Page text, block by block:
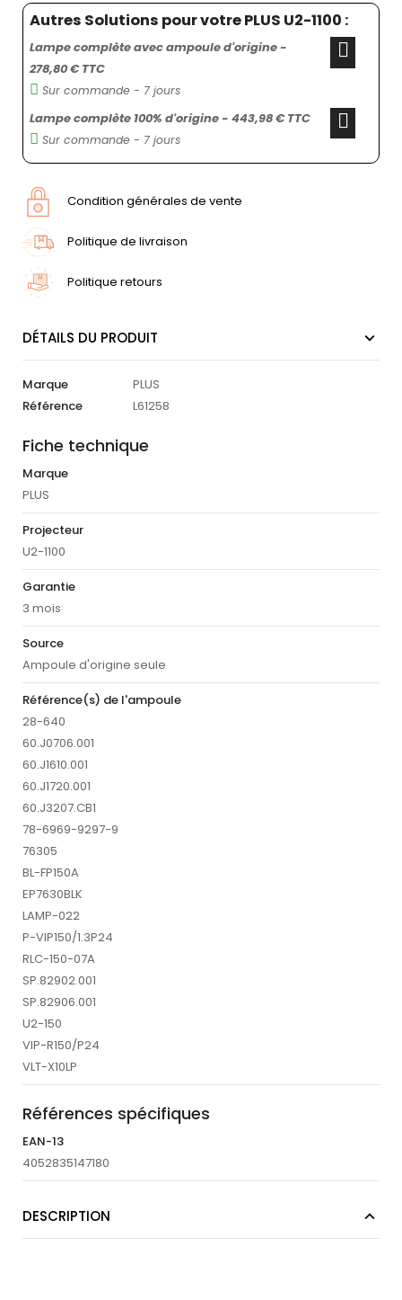
Autres Solutions pour votre PLUS U2-1100 :
Lampe complète avec ampoule d'origine -
278,80 € TTC
Sur commande - 7 jours
Lampe complète 100% d'origine - 443,98 € TTC
Sur commande - 7 jours
Condition générales de vente
Politique de livraison
Politique retours
DESCRIPTION
DÉTAILS DU PRODUIT
Marque
PLUS
Référence
L61258
Fiche technique
Marque
PLUS
Projecteur
U2-1100
Garantie
3 mois
Source
Ampoule d'origine seule
Référence(s) de l'ampoule
28-640
60.J0706.001
60.J1610.001
60.J1720.001
60.J3207.CB1
78-6969-9297-9
76305
BL-FP150A
EP7630BLK
LAMP-022
P-VIP150/1.3P24
RLC-150-07A
SP.82902.001
SP.82906.001
U2-150
VIP-R150/P24
VLT-X10LP
Références spécifiques
EAN-13
4052835147180